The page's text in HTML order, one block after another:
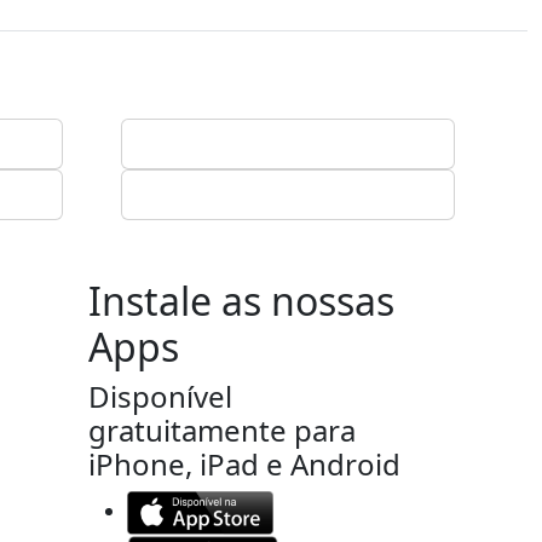
Instale as nossas
Apps
Disponível
gratuitamente para
iPhone, iPad e Android